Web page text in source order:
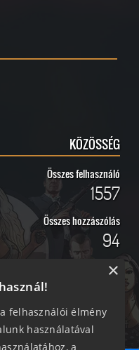
KÖZÖSSÉG
Összes felhasználó
1557
Összes hozzászólás
94
Kövess Minket!
felhasználói élmény
használatával
a
×